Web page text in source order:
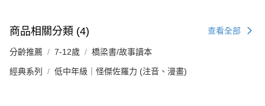
商品相關分類 (4) 查看全部
分齡推薦 7-12歲 橋梁書/故事讀本
經典系列 低中年級｜怪傑佐羅力 (注音、漫畫)